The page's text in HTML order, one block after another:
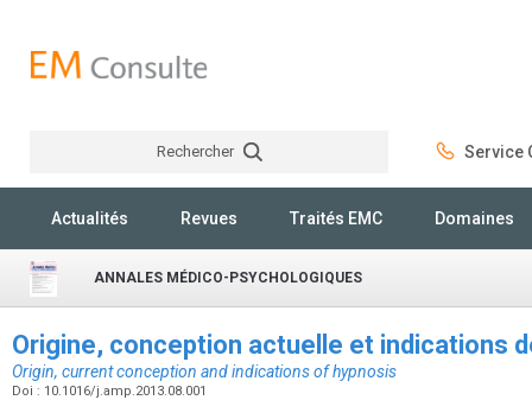
Rechercher Service
Actualités Revues Traités EMC Domaines
ANNALES MÉDICO-PSYCHOLOGIQUES
Origine, conception actuelle et indications
Origin, current conception and indications of hypnosis
Doi : 10.1016/j.amp.2013.08.001